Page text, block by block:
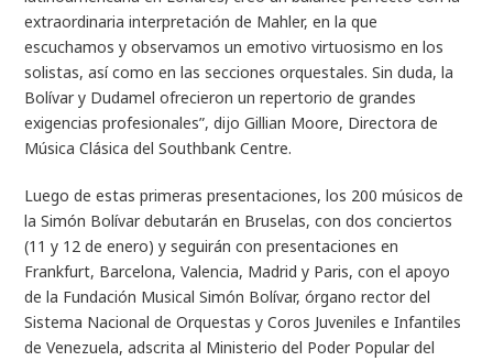
extraordinaria interpretación de Mahler, en la que
escuchamos y observamos un emotivo virtuosismo en los
solistas, así como en las secciones orquestales. Sin duda, la
Bolívar y Dudamel ofrecieron un repertorio de grandes
exigencias profesionales”, dijo Gillian Moore, Directora de
Música Clásica del Southbank Centre.
Luego de estas primeras presentaciones, los 200 músicos de
la Simón Bolívar debutarán en Bruselas, con dos conciertos
(11 y 12 de enero) y seguirán con presentaciones en
Frankfurt, Barcelona, Valencia, Madrid y Paris, con el apoyo
de la Fundación Musical Simón Bolívar, órgano rector del
Sistema Nacional de Orquestas y Coros Juveniles e Infantiles
de Venezuela, adscrita al Ministerio del Poder Popular del